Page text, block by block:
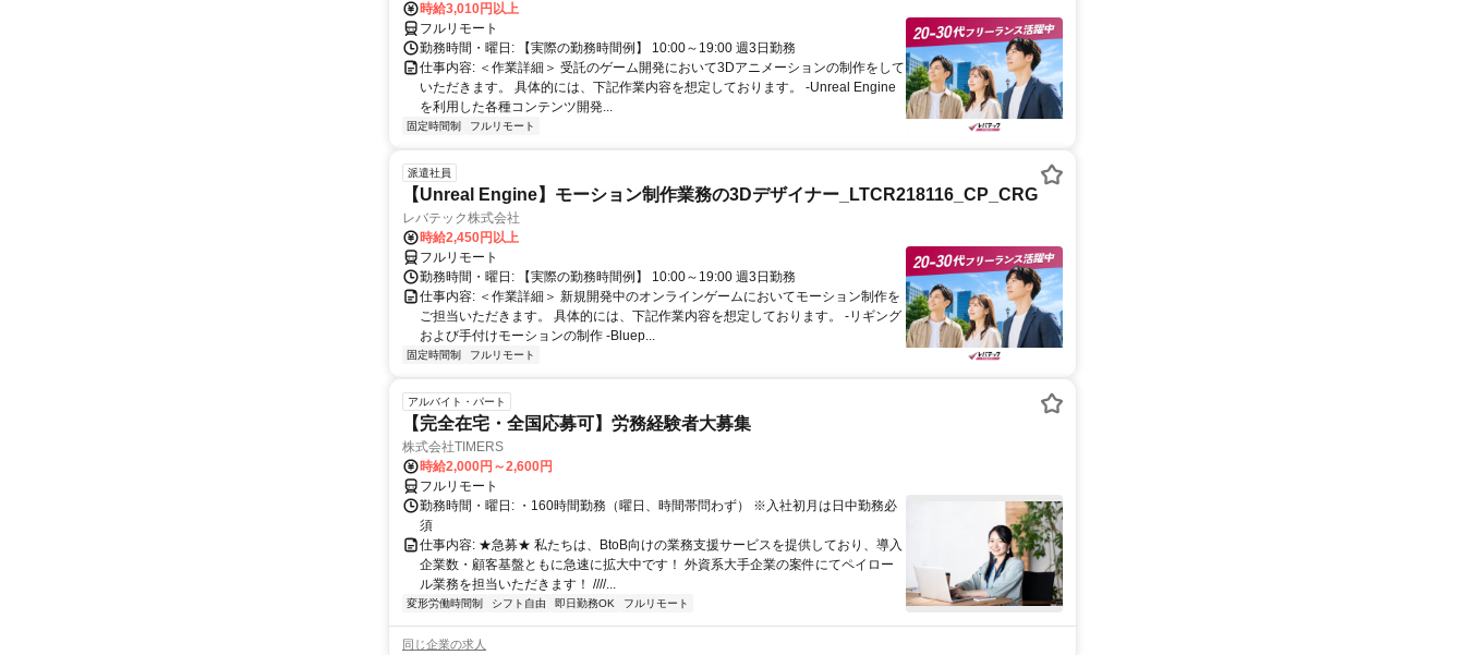
時給3,010円以上
フルリモート
勤務時間・曜日: 【実際の勤務時間例】 10:00～19:00 週3日勤務
仕事内容: ＜作業詳細＞ 受託のゲーム開発において3Dアニメーションの制作をして
いただきます。 具体的には、下記作業内容を想定しております。 -Unreal Engine
を利用した各種コンテンツ開発...
固定時間制 フルリモート
派遣社員
【Unreal Engine】モーション制作業務の3Dデザイナー_LTCR218116_CP_CRG
レバテック株式会社
時給2,450円以上
フルリモート
勤務時間・曜日: 【実際の勤務時間例】 10:00～19:00 週3日勤務
仕事内容: ＜作業詳細＞ 新規開発中のオンラインゲームにおいてモーション制作を
ご担当いただきます。 具体的には、下記作業内容を想定しております。 -リギング
および手付けモーションの制作 -Bluep...
固定時間制 フルリモート
アルバイト・パート
【完全在宅・全国応募可】労務経験者大募集
株式会社TIMERS
時給2,000円～2,600円
フルリモート
勤務時間・曜日: ・160時間勤務（曜日、時間帯問わず） ※入社初月は日中勤務必
須
仕事内容: ★急募★ 私たちは、BtoB向けの業務支援サービスを提供しており、導入
企業数・顧客基盤ともに急速に拡大中です！ 外資系大手企業の案件にてペイロー
ル業務を担当いただきます！ ////...
変形労働時間制 シフト自由 即日勤務OK フルリモート
同じ企業の求人